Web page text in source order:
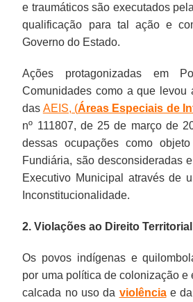
e traumáticos são executados
qualificação para tal ação e
Governo do Estado.
Ações protagonizadas em
Comunidades como a que levou
das AEIS, (Áreas Especiais de
nº 111807, de 25 de março de
dessas ocupações como
Fundiária, são desconsideradas
Executivo Municipal através de
Inconstitucionalidade.
2. Violações ao Direito Territorial
Os povos indígenas e
por uma política de colonização e
calcada no uso da violênciae da